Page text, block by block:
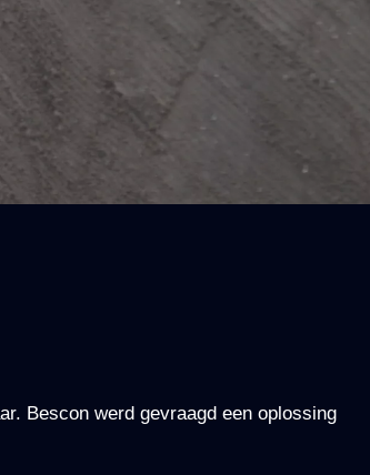
Bescon werd gevraagd een oplossing